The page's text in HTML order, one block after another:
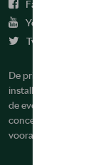
Facebook
Youtube
Twitter
De prijzen op deze
installatiekosten.
de eventuele
concessiehouder /
voorafgaande